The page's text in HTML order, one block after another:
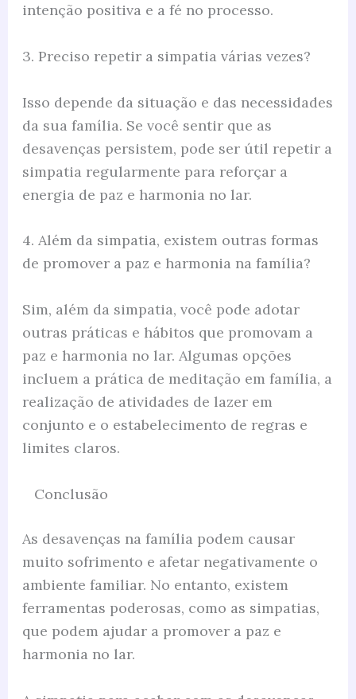
intenção positiva e a fé no processo.
3. Preciso repetir a simpatia várias vezes?
Isso depende da situação e das necessidades
da sua família. Se você sentir que as
desavenças persistem, pode ser útil repetir a
simpatia regularmente para reforçar a
energia de paz e harmonia no lar.
4. Além da simpatia, existem outras formas
de promover a paz e harmonia na família?
Sim, além da simpatia, você pode adotar
outras práticas e hábitos que promovam a
paz e harmonia no lar. Algumas opções
incluem a prática de meditação em família, a
realização de atividades de lazer em
conjunto e o estabelecimento de regras e
limites claros.
Conclusão
As desavenças na família podem causar
muito sofrimento e afetar negativamente o
ambiente familiar. No entanto, existem
ferramentas poderosas, como as simpatias,
que podem ajudar a promover a paz e
harmonia no lar.